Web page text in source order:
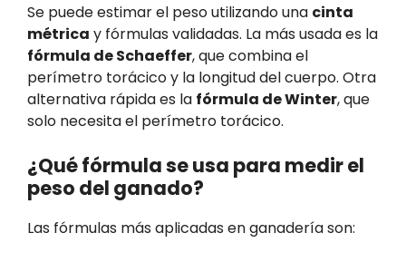
Se puede estimar el peso utilizando una cinta
métrica y fórmulas validadas. La más usada es la
fórmula de Schaeffer, que combina el
perímetro torácico y la longitud del cuerpo. Otra
alternativa rápida es la fórmula de Winter, que
solo necesita el perímetro torácico.
¿Qué fórmula se usa para medir el
peso del ganado?
Las fórmulas más aplicadas en ganadería son: